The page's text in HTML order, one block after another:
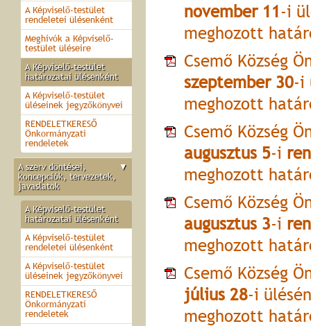
A Képviselő-testület
rendeletei ülésenként
Meghívók a Képviselő-
testület üléseire
A Képviselő-testület
határozatai ülésenként
A Képviselő-testület
üléseinek jegyzőkönyvei
RENDELETKERESŐ
Önkormányzati
rendeletek
▼
A szerv döntései,
koncepciók, tervezetek,
javaslatok
A Képviselő-testület
határozatai ülésenként
A Képviselő-testület
rendeletei ülésenként
A Képviselő-testület
üléseinek jegyzőkönyvei
RENDELETKERESŐ
Önkormányzati
rendeletek
november 11-i
meghozott
Csemő Község
szeptember 30-i
meghozott
Csemő Község
augusztus 5-i
meghozott
Csemő Község
augusztus 3-i
meghozott
Csemő Község
július 28-i ülésén
meghozott